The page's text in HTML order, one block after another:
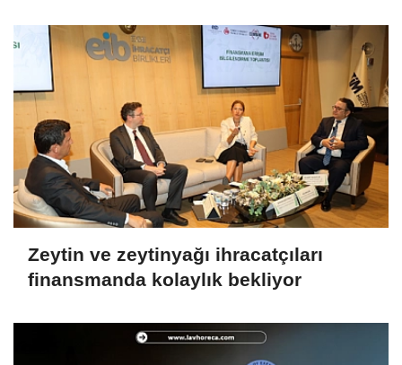
Zeytin ve zeytinyağı ihracatçıları
finansmanda kolaylık bekliyor